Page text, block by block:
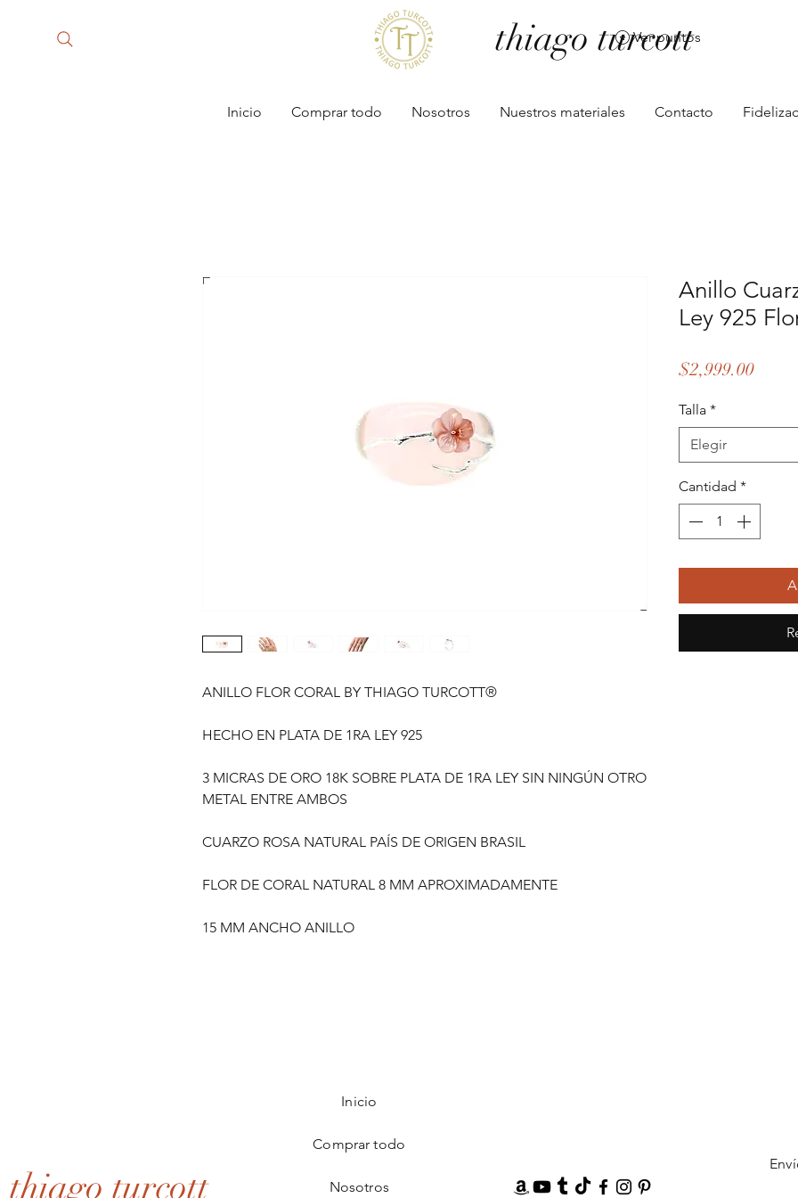
thiago turcott
Ver puntos
Inicio Comprar todo Nosotros Nuestros materiales Contacto
ANILLO FLOR CORAL BY THIAGO TURCOTT®
HECHO EN PLATA DE 1RA LEY 925
3 MICRAS DE ORO 18K SOBRE PLATA DE 1RA LEY SIN NINGÚN OTRO
METAL ENTRE AMBOS
CUARZO ROSA NATURAL PAÍS DE ORIGEN BRASIL
FLOR DE CORAL NATURAL 8 MM APROXIMADAMENTE
15 MM ANCHO ANILLO
Anillo
Ley 925
$2,999.00Precio
Talla *
Elegir
Cantidad *
thiago turcott
Inicio
Comprar todo
Nosotros